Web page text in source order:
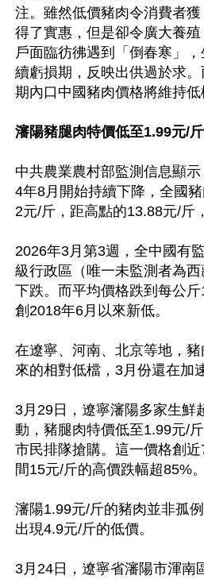
注。雖然低價豬肉令消費者獲
得了實惠，但是卻令廣大養殖
戶面臨彷彿遇到「倒春寒」
續虧損期，反映出供過於求
期內口中國豬肉價格將維持低
瀋陽豬腿肉特價低至1.99元/斤
中共農業農村部監測信息顯
4年8月開始持續下降，全國
2元/斤，距高點的13.88元/斤
2026年3月第3週，全中國有
級行政區（唯一未監測者為
下跌。而平均價格跌到每公斤
創2018年6月以來新低。
在遼寧、河南、北京等地，
來的相對低檔，3月份還在加
3月29日，遼寧瀋陽多家生鮮
動，豬腿肉特價低至1.99元/
市民排隊搶購。這一價格創
間15元/斤的高價跌幅超85%。
瀋陽1.99元/斤的豬肉並非孤
出現4.9元/斤的低價。
3月24日，遼寧省瀋陽市渾南